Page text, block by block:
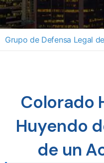
Grupo de Defensa Legal
Colorado
Huyendo
de un